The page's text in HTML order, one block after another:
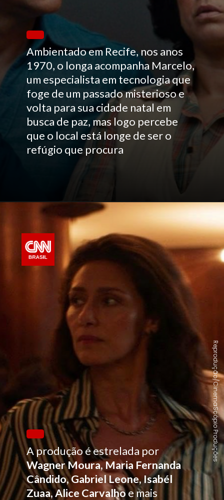
Ambientado em Recife, nos anos
1970, o longa acompanha Marcelo,
um especialista em tecnologia que
foge de um passado misterioso e
volta para sua cidade natal em
busca de paz, mas logo percebe
que o local está longe de ser o
refúgio que procura
A produção é estrelada por
Wagner Moura, Maria Fernanda
Cândido, Gabriel Leone, Isabél
Zuaa, Alice Carvalho e mais
Reprodução/CinemaScópio Produções